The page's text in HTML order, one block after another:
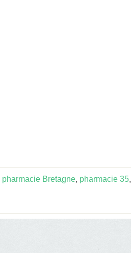
pharmacie Bretagne, pharmacie 35,